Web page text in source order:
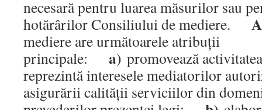
necesară pentru luarea măsurilor sau
hotărârilor Consiliului de mediere.
mediere are următoarele atribuţii
principale: a) promovează
reprezintă interesele mediatorilor
asigurării calităţii serviciilor din